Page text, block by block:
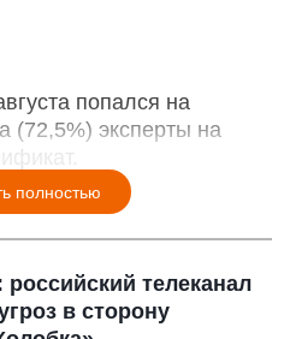
попался на
(72,5%) эксперты на
полностью
телеканал
в сторону